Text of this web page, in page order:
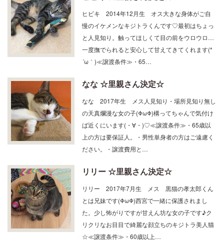
ヒビキ 2014年12月生 オス大きな身体がご自
慢のイケメンなキジトラくんです♡最初はちょっ
と人見知り。触ってほしくて目の前をウロウロ…
一度撫でられると安心して甘えてきてくれます(*
´ω｀)≪譲渡条件≫・65…
なな ☆里親さん決定☆
なな 2017年生 メス人見知り・場所見知り無し
の天真爛漫な女の子(ΦωΦ)構ってちゃんで気付け
ば近くにいます(・∀・)♡≪譲渡条件≫・65歳以
上の方は要保証人。・男性単身者の方はご遠慮く
ださい。・譲渡費用と…
リリー ☆里親さん決定☆
リリー 2017年7月生 メス 黒猫の孝太郎くん
とは兄妹です(ΦωΦ)西宮で一緒に保護されまし
た。少し怖がりですが甘えん坊な女の子です♪ク
リクリなお目目で綺麗な顔立ちのキジトラ美人猫
☆≪譲渡条件≫・60歳以上…